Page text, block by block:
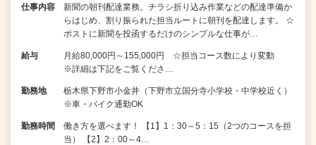
仕事内容
新聞の朝刊配達業務。チラシ折り込み作業などの配達準備か
らはじめ、割り振られた担当ルートに朝刊を配達します。 ☆
ポストに新聞を投函するだけのシンプルな仕事が…
給与
月給80,000円～155,000円 ☆担当コース数により変動
※詳細は下記をご覧くださ…
勤務地
栃木県下野市小金井（下野市立国分寺小学校・中学校近く）
※車・バイク通勤OK
勤務時間
働き方を選べます！ 【1】1：30～5：15（2つのコースを担
当） 【2】2：00～4…